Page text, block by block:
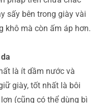
sấy bên trong giày vài
khô mà còn ấm áp hơn.
là ít dầm nước và
giày, tốt nhất là bôi
(cũng có thể dùng bì